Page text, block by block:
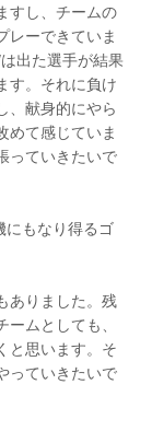
すし、チームの
レーできていま
出た選手が結果
す。それに負け
、献身的にやら
めて感じていま
っていきたいで
にもなり得るゴ
ありました。残
ムとしても、
と思います。そ
っていきたいで